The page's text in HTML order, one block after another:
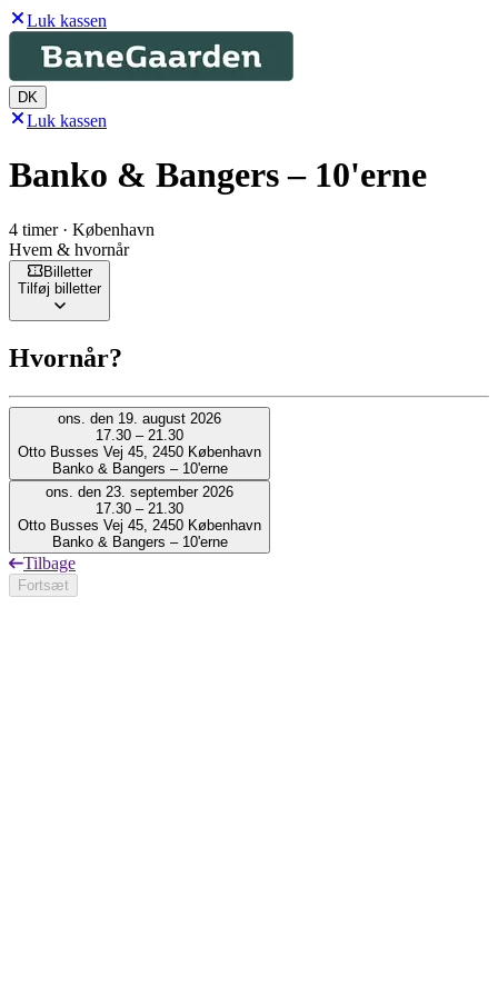
Luk kassen
DK
Luk kassen
Banko & Bangers – 10'erne
4 timer · København
Hvem & hvornår
Billetter
Tilføj billetter
Hvornår?
ons. den 19. august 2026
17.30 – 21.30
Otto Busses Vej 45, 2450 København
Banko & Bangers – 10'erne
ons. den 23. september 2026
17.30 – 21.30
Otto Busses Vej 45, 2450 København
Banko & Bangers – 10'erne
Tilbage
Fortsæt